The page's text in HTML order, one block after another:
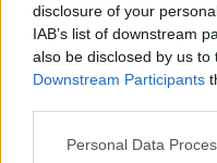
disclosure of your
IAB’s list of downstream
also be disclosed by us to
Downstream Participants
Personal Data